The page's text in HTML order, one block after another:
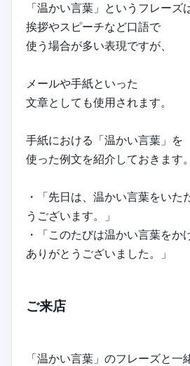
「温かい言葉」というフレーズ
挨拶やスピーチなど口語で
使う場合が多い表現ですが、
メールや手紙といった
文章としても使用されます。
手紙における「温かい言葉」を
使った例文を紹介しておきます。
・「先日は、温かい言葉をいた
うございます。」
・「このたびは温かい言葉をか
ありがとうございました。」
ご来店
「温かい言葉」のフレーズと一